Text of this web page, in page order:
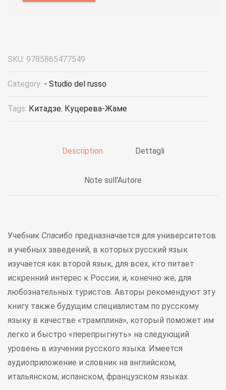
SKU: 9785865477549
Category: - Studio del russo
Tags: Китадзе, Куцерева-Жаме
Description Dettagli
Note sull'Autore
Учебник Спасибо предназначается для университетов
и учебных заведений, в которых русский язык
изучается как второй язык, для всех, кто питает
искренний интерес к России, и, конечно же, для
любознательных туристов. Авторы рекомендуют эту
книгу также будущим специалистам по русскому
языку в качестве «трамплина», который поможет им
легко и быстро «перепрыгнуть» на следующий
уровень в изучении русского языка. Имеется
аудиоприложение и словник на английском,
итальянском, испанском, французском языках.